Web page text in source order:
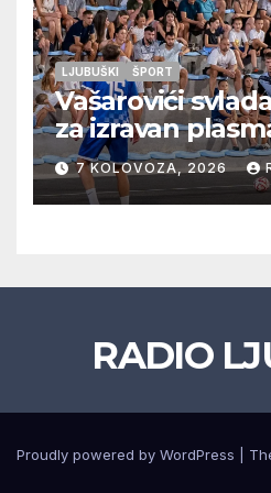
LJUBUŠKI ŠPORT
Vašarovići
za izravan
četvrtfinale,
prolazak dalje,
večeras počinje
7 KOLOVOZA, 2026
RADIO
Proudly powered by WordPress